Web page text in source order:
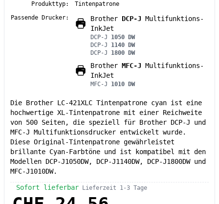
Produkttyp:
Tintenpatrone
Passende Drucker:
Brother DCP-J Multifunktions-
InkJet
DCP-J 1050 DW
DCP-J 1140 DW
DCP-J 1800 DW
Brother MFC-J Multifunktions-
InkJet
MFC-J 1010 DW
Die Brother LC-421XLC Tintenpatrone cyan ist eine
hochwertige XL-Tintenpatrone mit einer Reichweite
von 500 Seiten, die speziell für Brother DCP-J und
MFC-J Multifunktionsdrucker entwickelt wurde.
Diese Original-Tintenpatrone gewährleistet
brillante Cyan-Farbtöne und ist kompatibel mit den
Modellen DCP-J1050DW, DCP-J1140DW, DCP-J1800DW und
MFC-J1010DW.
Sofort lieferbar Lieferzeit 1-3 Tage